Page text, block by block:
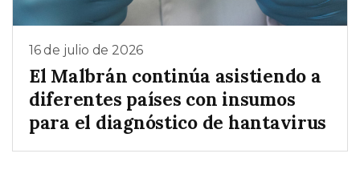
16 de julio de 2026
El Malbrán continúa asistiendo a
diferentes países con insumos
para el diagnóstico de hantavirus